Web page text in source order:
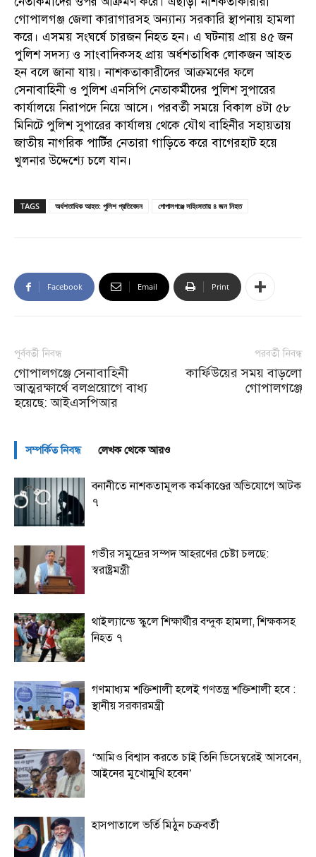
গোপালগঞ্জ জেলা কারাগারসহ অন্যান্য সরকারি স্থাপনায় হামলা
করে। এসময় সংঘর্ষে চারজন নিহত হন। এ ঘটনায় প্রায় ৪৫ জন
পুলিশ সদস্য ও সাংবাদিকসহ প্রায় অর্ধশতাধিক লোকজন আহত
হন বলে জানা যায়। নাশকতাকারীদের আক্রমণের ফলে
সেনাবাহিনী ও পুলিশ এনসিপি নেতাকর্মীদের পুলিশ সুপারের
কার্যালয়ে নিরাপদে নিয়ে আসে। পরবর্তী সময়ে বিকাল ৪টা ৫৮
মিনিটে পুলিশ সুপারের কার্যালয় থেকে যৌথ বাহিনীর সহায়তায়
জাতীয় নাগরিক পার্টির নেতারা গাড়িতে করে বাগেরহাট হয়ে
খুলনার উদ্দেশ্যে চলে যান।
TAGS অর্ধশতাধিক আহত: পুলিশ প্রতিবেদন গোপালগঞ্জে সহিংসতায় ৪ জন নিহত
Facebook Email Print
পূর্ববর্তী নিবন্ধ
গোপালগঞ্জে সেনাবাহিনী
আত্মরক্ষার্থে বলপ্রয়োগে বাধ্য
হয়েছে: আইএসপিআর
পরবর্তী নিবন্ধ
কার্ফিউয়ের সময় বাড়লো
গোপালগঞ্জে
সম্পর্কিত নিবন্ধ লেখক থেকে আরও
বনানীতে নাশকতামূলক কর্মকাণ্ডের অভিযোগে আটক
৭
গভীর সমুদ্রের সম্পদ আহরণের চেষ্টা চলছে:
স্বরাষ্ট্রমন্ত্রী
থাইল্যান্ডে স্কুলে শিক্ষার্থীর বন্দুক হামলা, শিক্ষকসহ
নিহত ৭
গণমাধ্যম শক্তিশালী হলেই গণতন্ত্র শক্তিশালী হবে :
স্থানীয় সরকারমন্ত্রী
‘আমিও বিশ্বাস করতে চাই তিনি ডিসেম্বরেই আসবেন,
আইনের মুখোমুখি হবেন’
হাসপাতালে ভর্তি মিঠুন চক্রবর্তী